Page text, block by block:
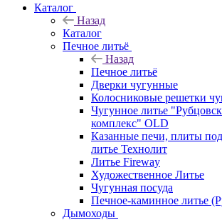
Каталог
Назад
Каталог
Печное литьё
Назад
Печное литьё
Дверки чугунные
Колосниковые решетки
Чугунное литье
комплекс" OLD
Казанные печи, плиты
литье Технолит
Литье Fireway
Художественное Литье
Чугунная посуда
Печное-каминное литье
Дымоходы